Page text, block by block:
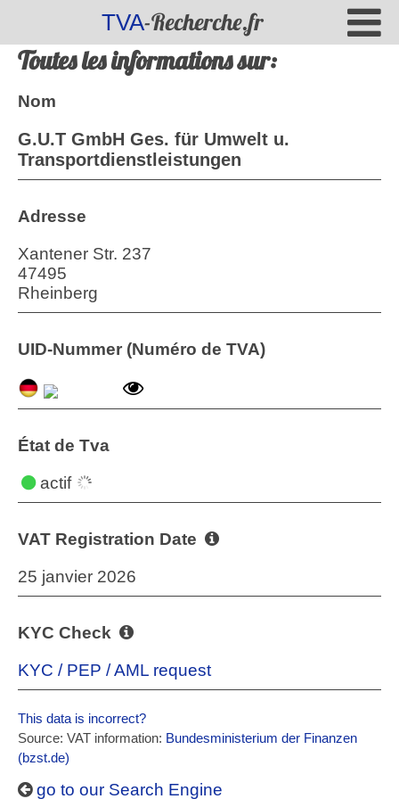
TVA-Recherche.fr
Toutes les informations sur:
Nom
G.U.T GmbH Ges. für Umwelt u.
Transportdienstleistungen
Adresse
Xantener Str. 237
47495
Rheinberg
UID-Nummer (Numéro de TVA)
État de Tva
actif
VAT Registration Date
25 janvier 2026
KYC Check
KYC / PEP / AML request
This data is incorrect?
Source: VAT information: Bundesministerium der Finanzen
(bzst.de)
go to our Search Engine